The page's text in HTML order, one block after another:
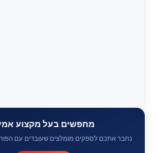
מחפשים בעל מקצוע
נחבר אתכם לספקים מומלצים שעובדים עם